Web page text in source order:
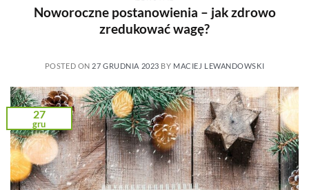
Noworoczne postanowienia – jak zdrowo
zredukować wagę?
POSTED ON 27 GRUDNIA 2023 BY MACIEJ LEWANDOWSKI
27
gru